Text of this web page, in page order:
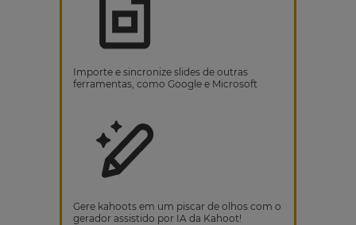
Importe e sincronize slides de outras
ferramentas, como Google e Microsoft
Gere kahoots em um piscar de olhos com o
gerador assistido por IA da Kahoot!